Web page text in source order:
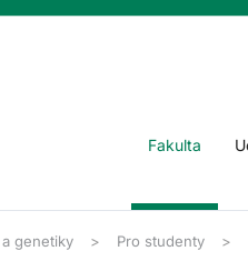
Fakulta
genetiky Pro studenty